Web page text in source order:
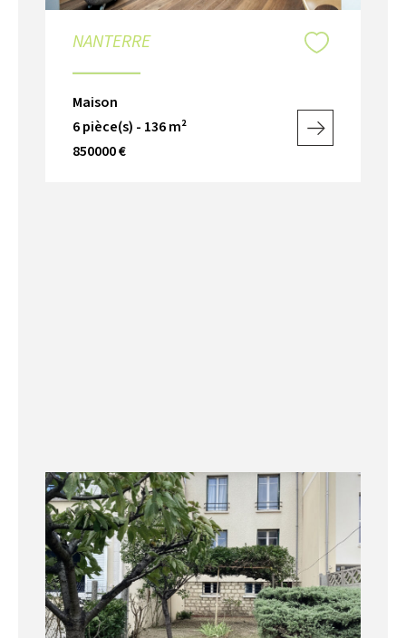
NANTERRE
Maison
6 pièce(s) - 136 m²
850000 €